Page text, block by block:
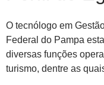
O tecnólogo em
Federal do Pampa
diversas funções
turismo, dentre as